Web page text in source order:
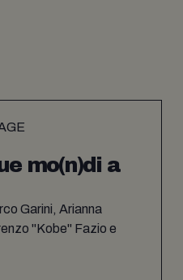
mo(n)di a
Garini, Arianna
"Kobe" Fazio e